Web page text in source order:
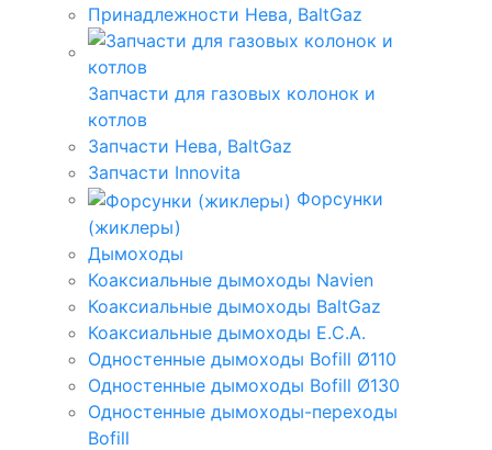
Принадлежности Нева, BaltGaz
Запчасти для газовых колонок и
котлов
Запчасти Нева, BaltGaz
Запчасти Innovita
Форсунки
(жиклеры)
Дымоходы
Коаксиальные дымоходы Navien
Коаксиальные дымоходы BaltGaz
Коаксиальные дымоходы E.C.A.
Одностенные дымоходы Bofill Ø110
Одностенные дымоходы Bofill Ø130
Одностенные дымоходы-переходы
Bofill